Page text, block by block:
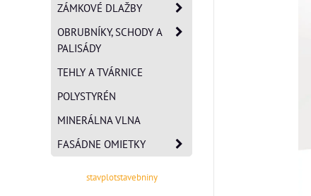
ZÁMKOVÉ DLAŽBY
OBRUBNÍKY, SCHODY A
PALISÁDY
TEHLY A TVÁRNICE
POLYSTYRÉN
MINERÁLNA VLNA
FASÁDNE OMIETKY
stavplotstavebniny